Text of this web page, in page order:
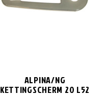
ALPINA/NG
KETTINGSCHERM 20 L52